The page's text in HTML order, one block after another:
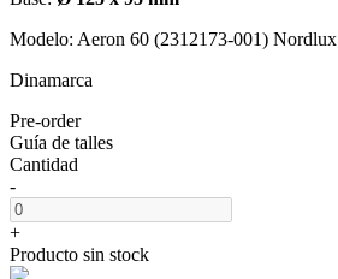
Modelo: Aeron 60 (2312173-001) Nordlux
Dinamarca
Pre-order
Guía de talles
Cantidad
-
+
Producto sin stock